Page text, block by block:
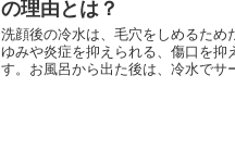
の理由とは？
洗顔後の冷水は、毛穴をしめるた
ゆみや炎症を抑えられる、傷口を抑
す。お風呂から出た後は、冷水でサ